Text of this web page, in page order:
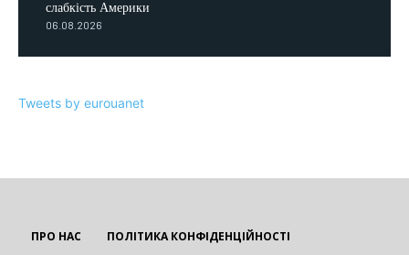
слабкість Америки
06.08.2026
Tweets by eurouanet
ПРО НАС ПОЛІТИКА КОНФІДЕНЦІЙНОСТІ